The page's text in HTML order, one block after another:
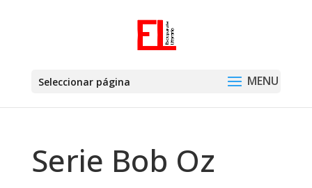
Seleccionar página
Serie Bob Oz